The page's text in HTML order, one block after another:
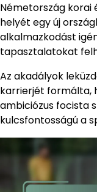
Németország korai
helyét egy új
alkalmazkodást
tapasztalatokat
Az akadályok
karrierjét formálta,
ambiciózus focista
kulcsfontosságú a